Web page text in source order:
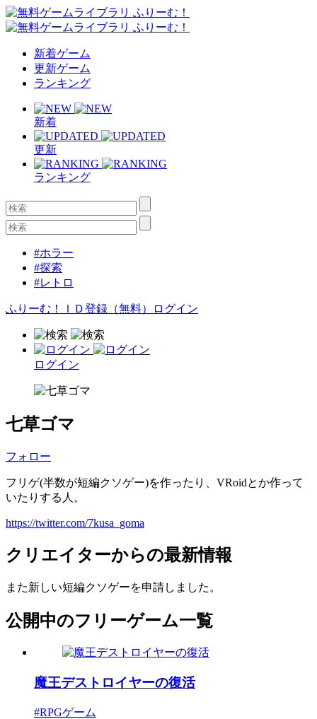
新着ゲーム
更新ゲーム
ランキング
新着
更新
ランキング
#ホラー
#探索
#レトロ
ふりーむ！ＩＤ登録（無料） ログイン
ログイン
七草ゴマ
フォロー
フリゲ(半数が短編クソゲー)を作ったり、VRoidとか作って
いたりする人。
https://twitter.com/7kusa_goma
クリエイターからの最新情報
また新しい短編クソゲーを申請しました。
公開中のフリーゲーム一覧
魔王デストロイヤーの復活
#RPGゲーム